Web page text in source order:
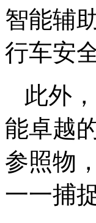
智能辅
行车安全
此外
能卓越
参照物
一一捕